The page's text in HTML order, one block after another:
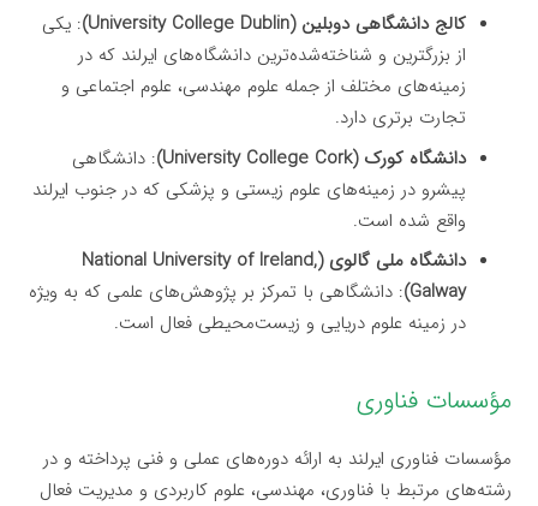
کالج دانشگاهی دوبلین (University College Dublin)
: یکی
از بزرگترین و شناخته‌شده‌ترین دانشگاه‌های ایرلند که در
زمینه‌های مختلف از جمله علوم مهندسی، علوم اجتماعی و
تجارت برتری دارد.
دانشگاه کورک (University College Cork)
: دانشگاهی
پیشرو در زمینه‌های علوم زیستی و پزشکی که در جنوب ایرلند
واقع شده است.
دانشگاه ملی گالوی (National University of Ireland,
Galway) : دانشگاهی با تمرکز بر پژوهش‌های علمی که به ویژه
در زمینه علوم دریایی و زیست‌محیطی فعال است.
مؤسسات فناوری
مؤسسات فناوری ایرلند به ارائه دوره‌های عملی و فنی پرداخته و در
رشته‌های مرتبط با فناوری، مهندسی، علوم کاربردی و مدیریت فعال